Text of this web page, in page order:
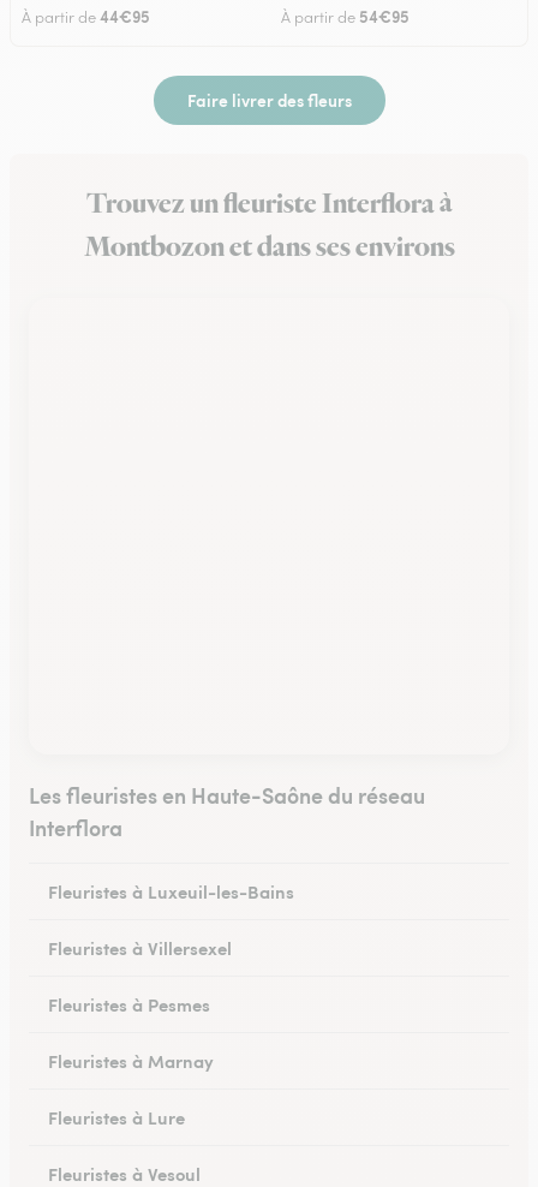
À partir de44€95 À partir de 54€95
Faire livrer des fleurs
Trouvez un fleuriste Interflora à
Montbozon et dans ses environs
Les fleuristes en Haute-Saône du réseau
Interflora
Fleuristes à Luxeuil-les-Bains
Fleuristes à Villersexel
Fleuristes à Pesmes
Fleuristes à Marnay
Fleuristes à Lure
Fleuristes à Vesoul